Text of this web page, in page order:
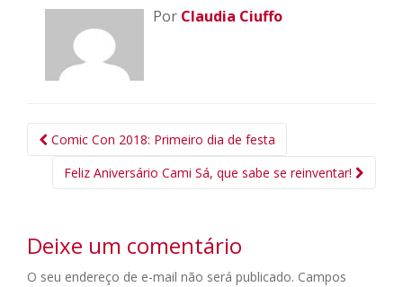
Por Claudia Ciuffo
Navegação
Comic Con 2018: Primeiro dia de festa
Feliz Aniversário Cami Sá, que sabe se reinventar!
Deixe um comentário
O seu endereço de e-mail não será publicado. Campos